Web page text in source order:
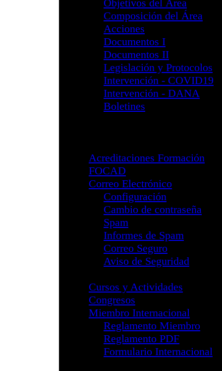
División PsiS
Información
Reglamento
Formulario
Sub.
I Jornada de
Webinar
Webinar
I Jornada
Webinar
II Jornada
III Jornada
División NPsiC
Junta
Reglamento
Formulario